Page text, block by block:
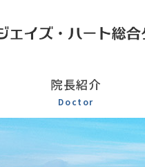
院長紹介
Doctor